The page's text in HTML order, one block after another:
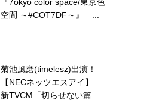
『7okyo color space/東京色
空間 ～#COT7DF～』 ...
菊池風磨(timelesz)出演！
【NECネッツエスアイ】
新TVCM「切らせない篇...